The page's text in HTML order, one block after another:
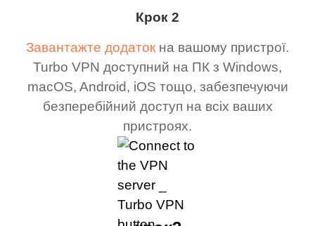
Крок 2
Завантажте додаток на вашому пристрої.
Turbo VPN доступний на ПК з Windows,
macOS, Android, iOS тощо, забезпечуючи
безперебійний доступ на всіх ваших
пристроях.